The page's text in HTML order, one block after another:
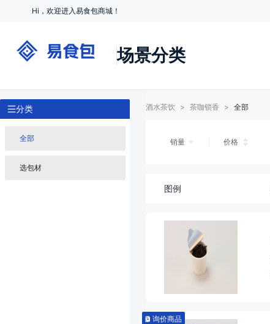
Hi，欢迎进入易食包商城！
场景分类
分类
全部
选包材
酒水茶饮 > 茶咖锁香 > 全部
销量 价格
图例
询价商品